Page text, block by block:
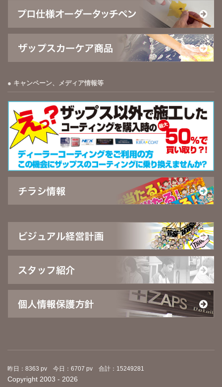
キャンペーン、メディア情報等
昨日：8363 pv 今日：6707 pv 合計：15249281
Copyright 2003 - 2026